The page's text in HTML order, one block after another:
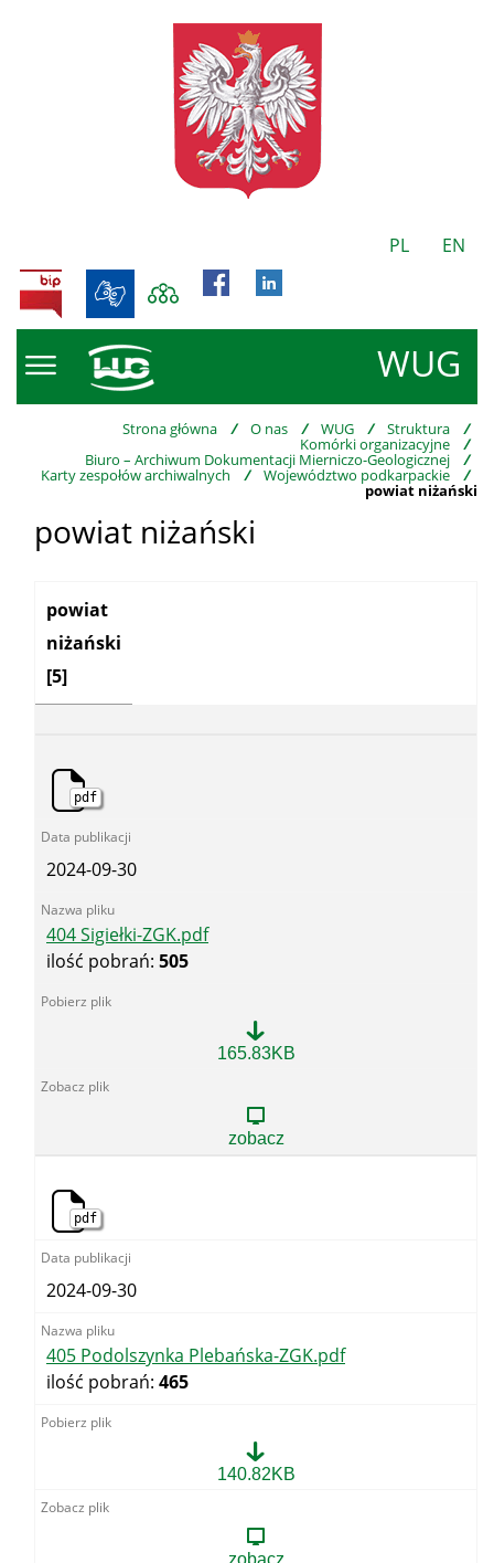
PL EN
WUG
BIP
Strona główna / O nas / WUG / Struktura /
Komórki organizacyjne /
Biuro – Archiwum Dokumentacji Mierniczo-Geologicznej /
Karty zespołów archiwalnych / Województwo podkarpackie /
powiat niżański
powiat niżański
Kategoria:
powiat
niżański
[5]
pdf
2024-09-30
404 Sigiełki-ZGK.pdf
ilość pobrań: 505
ZGK.pdf
165.83KB
zobacz
pdf
2024-09-30
405 Podolszynka Plebańska-ZGK.pdf
ilość pobrań: 465
Plebańska-
140.82KB
zobacz